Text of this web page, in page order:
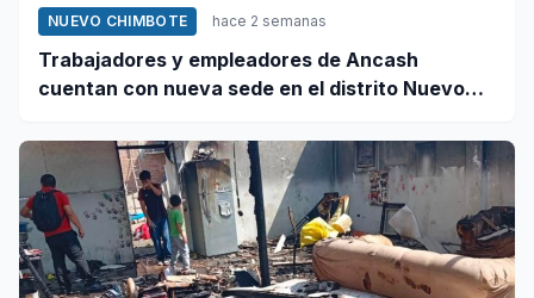
NUEVO CHIMBOTE hace 2 semanas
Trabajadores y empleadores de Ancash
cuentan con nueva sede en el distrito Nuevo